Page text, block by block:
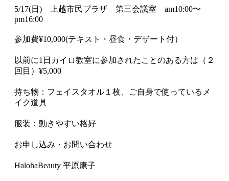
ョ
ン
5/17(日) 上越市民プラザ 第三会議室 am10:00〜
pm16:00
参加費¥10,000(テキスト・昼食・デザート付）
以前に1日カイロ教室に参加されたことのある方は（２
回目）¥5,000
持ち物：フェイスタオル１枚、ご自身で使っているメ
イク道具
服装：動きやすい格好
お申し込み・お問い合わせ
HalohaBeauty 平原康子